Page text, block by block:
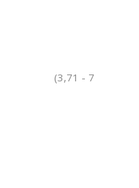
(3,71 - 7